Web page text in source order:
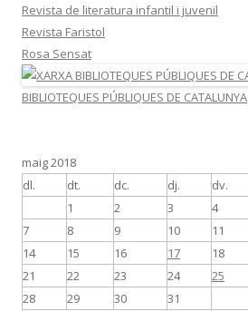
Revista de literatura infantil i juvenil
Revista Faristol
Rosa Sensat
BIBLIOTEQUES PÚBLIQUES DE CATALUNYA
maig 2018
dl.
dt. dc. dj. dv.
1 2 3 4
7
8 9 10 11
14
15 16 17 18
21
22 23 24 25
28
29 30 31